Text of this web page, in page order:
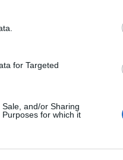
for Targeted
and/or Sharing
for which it